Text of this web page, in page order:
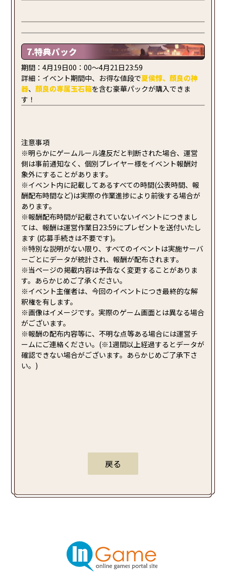
7.特典パック
期間：4月19日00：00～4月21日23:59
詳細：イベント期間中、お得な値段で夏侯惇、顔良の神
器、顔良の専属玉石箱を含む豪華パックが購入できま
す！
注意事項
※明らかにゲームルール違反だと判断された場合、運営
側は事前通知なく、個別プレイヤー様をイベント報酬対
象外にすることがあります。
※イベント内に記載してあるすべての時間(公表時間、報
酬配布時間など)は実際の作業進捗により前後する場合が
あります。
※報酬配布時間が記載されていないイベントにつきまし
ては、報酬は運営作業日23:59にプレゼントを送付いたし
ます (応募手続きは不要です)。
※特別な説明がない限り、すべてのイベントは実施サーバ
ーごとにデータが統計され、報酬が配布されます。
※当ページの掲載内容は予告なく変更することがありま
す。あらかじめご了承ください。
※イベント主催者は、今回のイベントにつき最終的な解
釈権を有します。
※画像はイメージです。実際のゲーム画面とは異なる場合
がございます。
※報酬の配布内容等に、不明な点等ある場合には運営チ
ームにご連絡ください。(※1週間以上経過するとデータが
確認できない場合がございます。あらかじめご了承下さ
い。)
戻る